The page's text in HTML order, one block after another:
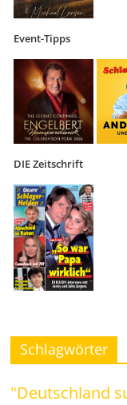
Event-Tipps
DIE Zeitschrift
Schlagwörter
"Deutschland